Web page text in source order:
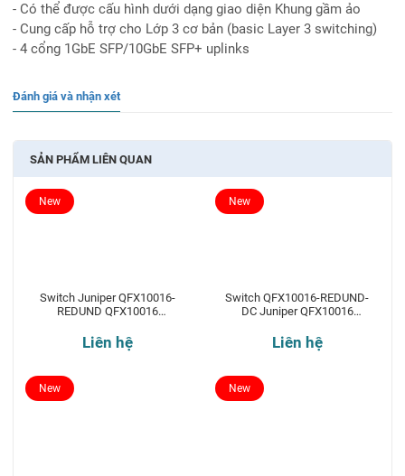
- Có thể được cấu hình dưới dạng giao diện Khung gầm ảo
- Cung cấp hỗ trợ cho Lớp 3 cơ bản (basic Layer 3 switching)
- 4 cổng 1GbE SFP/10GbE SFP+ uplinks
Đánh giá và nhận xét
SẢN PHẨM LIÊN QUAN
Switch Juniper QFX10016-
REDUND QFX10016
Liên hệ
New
Switch QFX10016-REDUND-
DC Juniper QFX10016
Liên hệ
New
New New